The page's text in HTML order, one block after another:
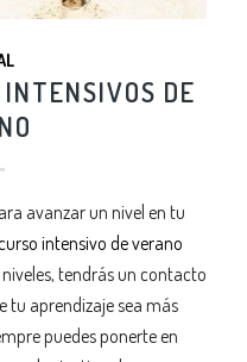
DE
avanzar un nivel en tu
intensivo de verano
tendrás un contacto
tu aprendizaje sea más
puedes ponerte en